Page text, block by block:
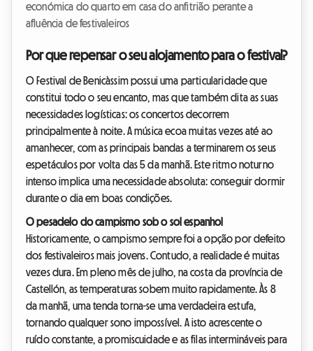
económica do quarto em casa do anfitrião perante a
afluência de festivaleiros
Por que repensar o seu alojamento para o festival?
O Festival de Benicàssim possui uma particularidade que
constitui todo o seu encanto, mas que também dita as suas
necessidades logísticas: os concertos decorrem
principalmente à noite. A música ecoa muitas vezes até ao
amanhecer, com as principais bandas a terminarem os seus
espetáculos por volta das 5 da manhã. Este ritmo noturno
intenso implica uma necessidade absoluta: conseguir dormir
durante o dia em boas condições.
O pesadelo do campismo sob o sol espanhol
Historicamente, o campismo sempre foi a opção por defeito
dos festivaleiros mais jovens. Contudo, a realidade é muitas
vezes dura. Em pleno mês de julho, na costa da província de
Castellón, as temperaturas sobem muito rapidamente. Às 8
da manhã, uma tenda torna-se uma verdadeira estufa,
tornando qualquer sono impossível. A isto acrescente o
ruído constante, a promiscuidade e as filas intermináveis para